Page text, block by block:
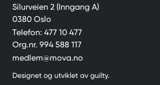
Silurveien 2 (Inngang A)
0380 Oslo
Telefon: 477 10 477
Org.nr. 994 588 117
medlem@mova.no
Designet og utviklet av guilty.